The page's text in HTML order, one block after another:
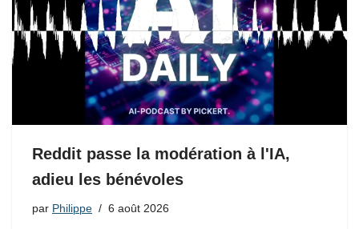
Reddit passe la modération à l'IA,
adieu les bénévoles
par Philippe 6 août 2026